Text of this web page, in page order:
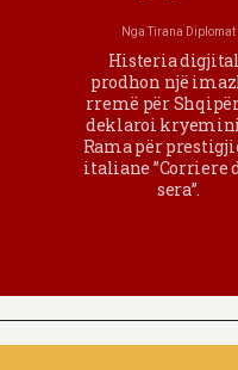
NgaTirana Diplomat
Histeria
prodhon një
rremë për
deklaroi
Rama për
italiane ”Corriere
sera”.